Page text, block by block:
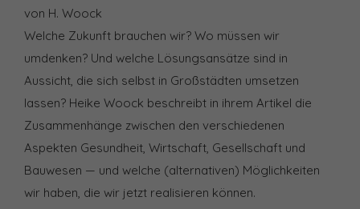
von H. Woock
Welche Zukunft brauchen wir? Wo müssen wir
umdenken? Und welche Lösungsansätze sind in
Aussicht, die sich selbst in Großstädten umsetzen
lassen? Heike Woock beschreibt in ihrem Artikel die
Zusammenhänge zwischen den verschiedenen
Aspekten Gesundheit, Wirtschaft, Gesellschaft und
Bauwesen — und welche (alternativen) Möglichkeiten
wir haben, die wir jetzt realisieren können.